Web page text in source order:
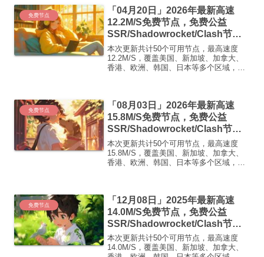
FR666)...
免费节点
「04月20日」2026年最新高速
12.2M/S免费节点，免费公益
SSR/Shadowrocket/Clash节
点/v2ray节点|免费订阅|免费梯子|
免费机场
本次更新共计50个可用节点，最高速度
12.2M/S，覆盖美国、新加坡、加拿大、
香港、欧洲、韩国、日本等多个区域，复
FR666)...
免费节点
「08月03日」2026年最新高速
15.8M/S免费节点，免费公益
SSR/Shadowrocket/Clash节
点/v2ray节点|免费订阅|免费梯子|
免费机场
本次更新共计50个可用节点，最高速度
15.8M/S，覆盖美国、新加坡、加拿大、
香港、欧洲、韩国、日本等多个区域，复
GB...
免费节点
「12月08日」2025年最新高速
14.0M/S免费节点，免费公益
SSR/Shadowrocket/Clash节
点/v2ray节点|免费订阅|免费梯子|
免费机场
本次更新共计50个可用节点，最高速度
14.0M/S，覆盖美国、新加坡、加拿大、